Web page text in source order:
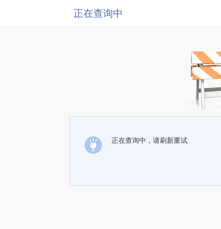
正在查询中
正在查询中，请刷新重试